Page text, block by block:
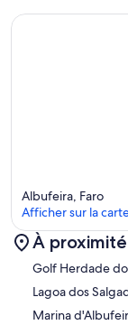
Albufeira, Faro
Afficher sur la
À proximité
Golf Herdade
Lagoa dos
Marina